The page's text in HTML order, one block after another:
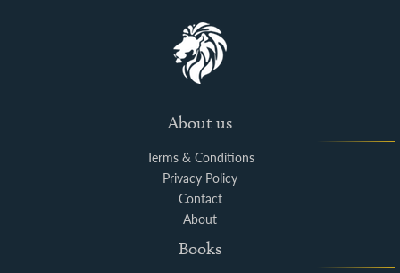
About us
Terms & Conditions
Privacy Policy
Contact
About
Books